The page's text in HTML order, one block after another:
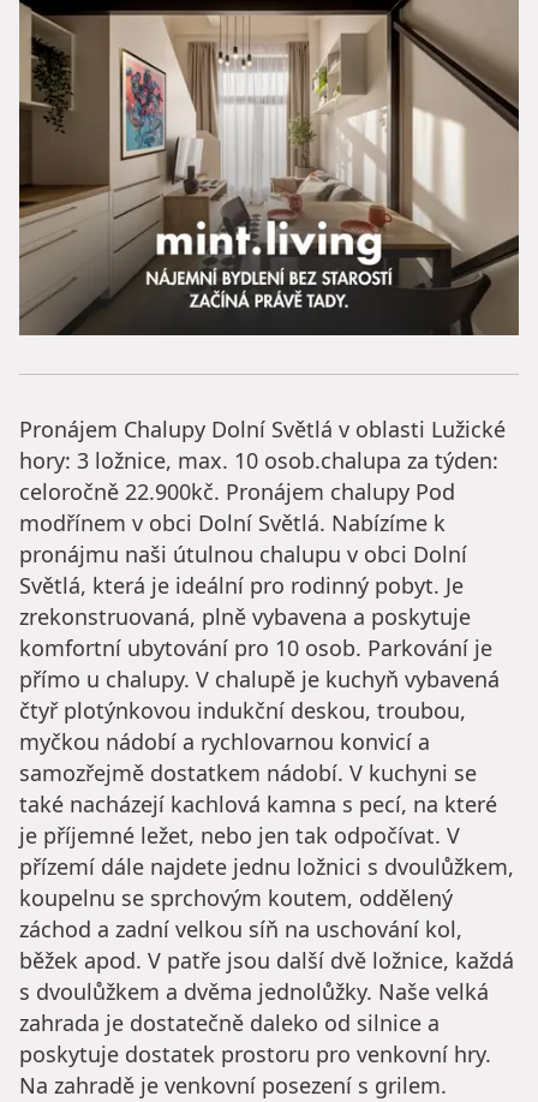
Pronájem Chalupy Dolní Světlá v oblasti Lužické
hory: 3 ložnice, max. 10 osob.chalupa za týden:
celoročně 22.900kč. Pronájem chalupy Pod
modřínem v obci Dolní Světlá. Nabízíme k
pronájmu naši útulnou chalupu v obci Dolní
Světlá, která je ideální pro rodinný pobyt. Je
zrekonstruovaná, plně vybavena a poskytuje
komfortní ubytování pro 10 osob. Parkování je
přímo u chalupy. V chalupě je kuchyň vybavená
čtyř plotýnkovou indukční deskou, troubou,
myčkou nádobí a rychlovarnou konvicí a
samozřejmě dostatkem nádobí. V kuchyni se
také nacházejí kachlová kamna s pecí, na které
je příjemné ležet, nebo jen tak odpočívat. V
přízemí dále najdete jednu ložnici s dvoulůžkem,
koupelnu se sprchovým koutem, oddělený
záchod a zadní velkou síň na uschování kol,
běžek apod. V patře jsou další dvě ložnice, každá
s dvoulůžkem a dvěma jednolůžky. Naše velká
zahrada je dostatečně daleko od silnice a
poskytuje dostatek prostoru pro venkovní hry.
Na zahradě je venkovní posezení s grilem.